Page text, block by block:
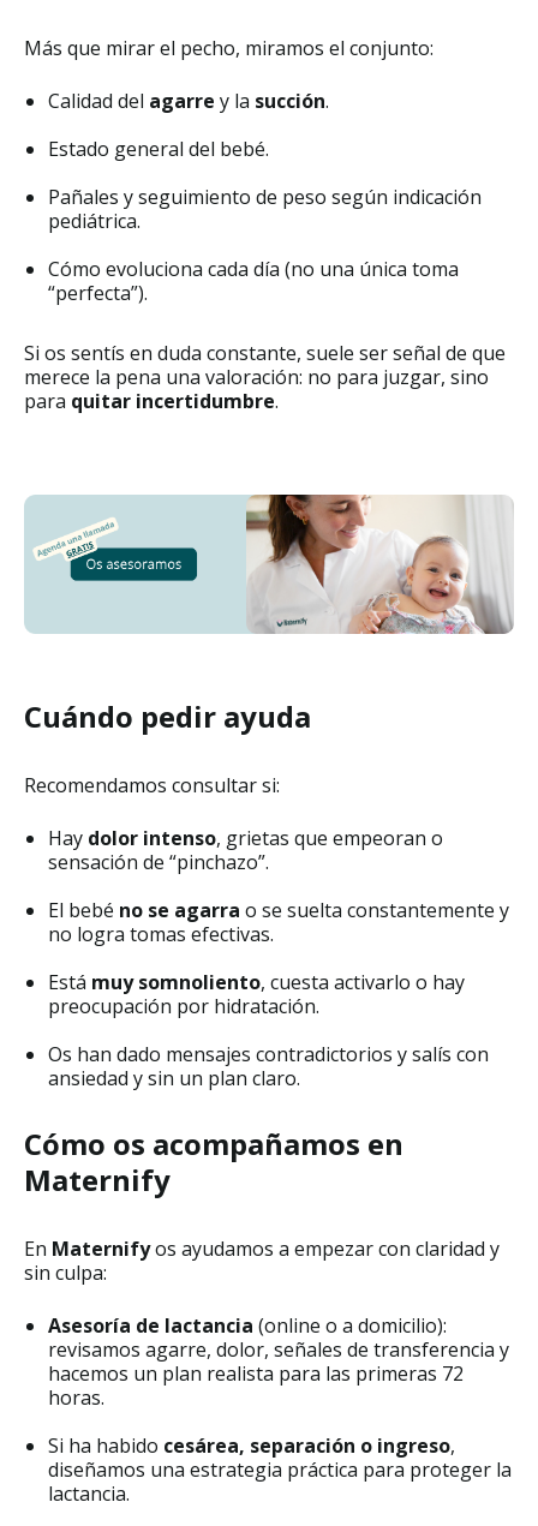
Más que mirar el pecho, miramos el conjunto:
Calidad del agarre y la succión.
Estado general del bebé.
Pañales y seguimiento de peso según indicación
pediátrica.
Cómo evoluciona cada día (no una única toma
“perfecta”).
Si os sentís en duda constante, suele ser señal de que
merece la pena una valoración: no para juzgar, sino
para quitar incertidumbre.
Cuándo pedir ayuda
Recomendamos consultar si:
Hay dolor intenso, grietas que empeoran o
sensación de “pinchazo”.
El bebé no se agarra o se suelta constantemente y
no logra tomas efectivas.
Está muy somnoliento, cuesta activarlo o hay
preocupación por hidratación.
Os han dado mensajes contradictorios y salís con
ansiedad y sin un plan claro.
Cómo os acompañamos en
Maternify
En Maternifyos ayudamos a empezar con claridad y
sin culpa:
Asesoría de lactancia (online o a domicilio):
revisamos agarre, dolor, señales de transferencia y
hacemos un plan realista para las primeras 72
horas.
Si ha habido cesárea, separación o ingreso,
diseñamos una estrategia práctica para proteger la
lactancia.